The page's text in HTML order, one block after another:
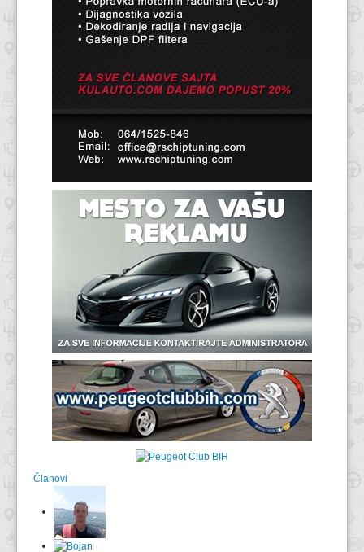
Članovi